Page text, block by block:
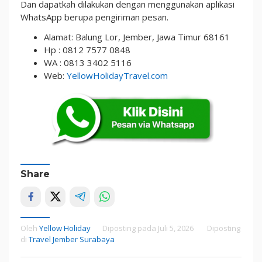
Dan dapatkah dilakukan dengan menggunakan aplikasi
WhatsApp berupa pengiriman pesan.
Alamat: Balung Lor, Jember, Jawa Timur 68161
Hp : 0812 7577 0848
WA : 0813 3402 5116
Web: YellowHolidayTravel.com
Share
Oleh Yellow Holiday Diposting pada Juli 5, 2026
Diposting
di Travel Jember Surabaya